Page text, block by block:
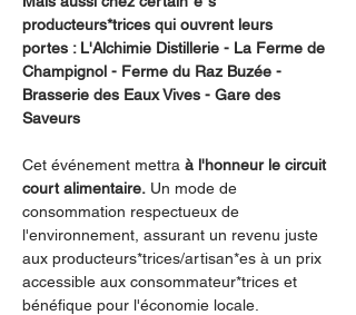
producteurs*trices qui ouvrent leurs
portes : L'Alchimie Distillerie - La Ferme de
Champignol - Ferme du Raz Buzée -
Brasserie des Eaux Vives - Gare des
Saveurs
Cet événement mettra à l'honneur le circuit
court alimentaire. Un mode de
consommation respectueux de
l'environnement, assurant un revenu juste
aux producteurs*trices/artisan*es à un prix
accessible aux consommateur*trices et
bénéfique pour l'économie locale.